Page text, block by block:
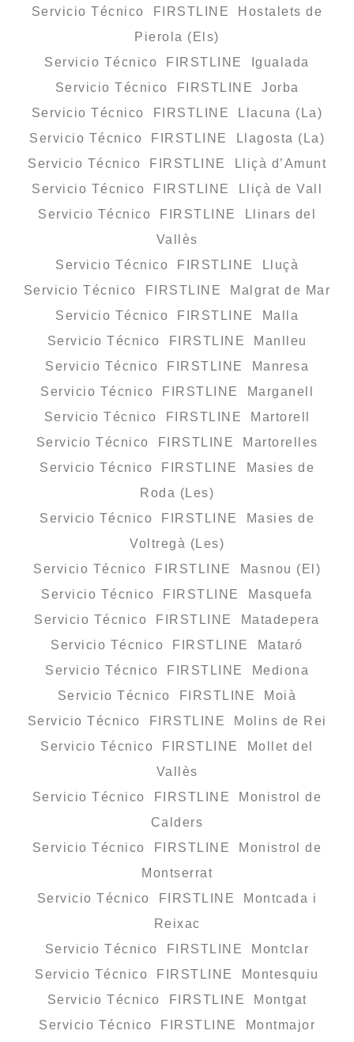
Servicio Técnico FIRSTLINE Hostalets de
Pierola (Els)
Servicio Técnico FIRSTLINE Igualada
Servicio Técnico FIRSTLINE Jorba
Servicio Técnico FIRSTLINE Llacuna (La)
Servicio Técnico FIRSTLINE Llagosta (La)
Servicio Técnico FIRSTLINE Lliçà d’Amunt
Servicio Técnico FIRSTLINE Lliçà de Vall
Servicio Técnico FIRSTLINE Llinars del
Vallès
Servicio Técnico FIRSTLINE Lluçà
Servicio Técnico FIRSTLINE Malgrat de Mar
Servicio Técnico FIRSTLINE Malla
Servicio Técnico FIRSTLINE Manlleu
Servicio Técnico FIRSTLINE Manresa
Servicio Técnico FIRSTLINE Marganell
Servicio Técnico FIRSTLINE Martorell
Servicio Técnico FIRSTLINE Martorelles
Servicio Técnico FIRSTLINE Masies de
Roda (Les)
Servicio Técnico FIRSTLINE Masies de
Voltregà (Les)
Servicio Técnico FIRSTLINE Masnou (El)
Servicio Técnico FIRSTLINE Masquefa
Servicio Técnico FIRSTLINE Matadepera
Servicio Técnico FIRSTLINE Mataró
Servicio Técnico FIRSTLINE Mediona
Servicio Técnico FIRSTLINE Moià
Servicio Técnico FIRSTLINE Molins de Rei
Servicio Técnico FIRSTLINE Mollet del
Vallès
Servicio Técnico FIRSTLINE Monistrol de
Calders
Servicio Técnico FIRSTLINE Monistrol de
Montserrat
Servicio Técnico FIRSTLINE Montcada i
Reixac
Servicio Técnico FIRSTLINE Montclar
Servicio Técnico FIRSTLINE Montesquiu
Servicio Técnico FIRSTLINE Montgat
Servicio Técnico FIRSTLINE Montmajor